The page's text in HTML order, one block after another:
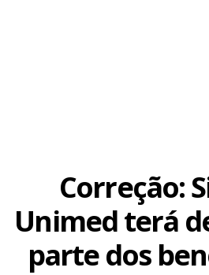
Correção:
Unimed terá
parte dos